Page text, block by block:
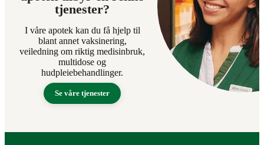
tjenester?
I våre apotek kan du få hjelp til
blant annet vaksinering,
veiledning om riktig medisinbruk,
multidose og
hudpleiebehandlinger.
Se våre tjenester